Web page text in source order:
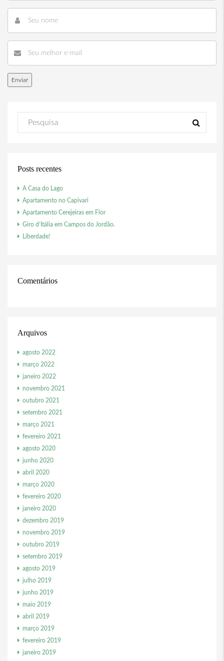
Posts recentes
A Casa do Lago
Apartamento no Capivari
Apartamento Cerejeiras em Flor
Giro d’Itália em Campos do Jordão.
Liberdade!
Comentários
Arquivos
agosto 2022
março 2022
janeiro 2022
novembro 2021
outubro 2021
setembro 2021
março 2021
fevereiro 2021
agosto 2020
junho 2020
abril 2020
março 2020
fevereiro 2020
janeiro 2020
dezembro 2019
novembro 2019
outubro 2019
setembro 2019
agosto 2019
julho 2019
junho 2019
maio 2019
abril 2019
março 2019
fevereiro 2019
janeiro 2019